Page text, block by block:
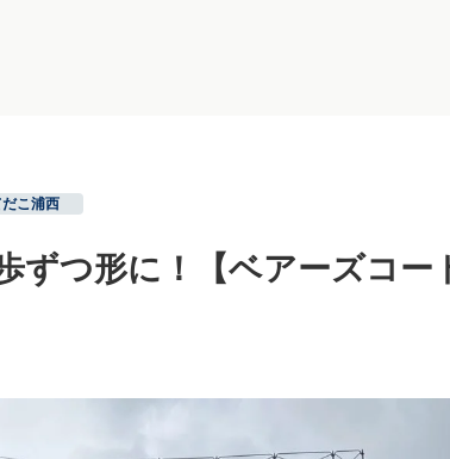
こ浦西
ずつ形に！【ベアーズコー